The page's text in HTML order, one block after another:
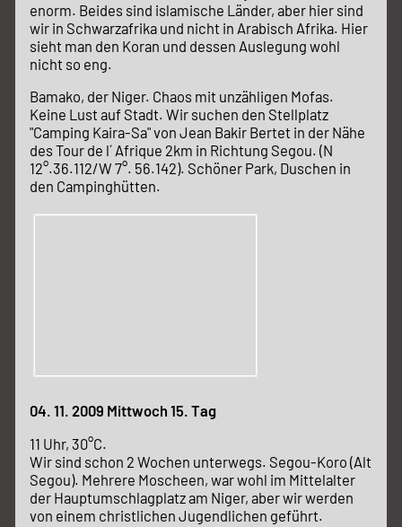
enorm. Beides sind islamische Länder, aber hier sind
wir in Schwarzafrika und nicht in Arabisch Afrika. Hier
sieht man den Koran und dessen Auslegung wohl
nicht so eng.
Bamako, der Niger. Chaos mit unzähligen Mofas.
Keine Lust auf Stadt. Wir suchen den Stellplatz
"Camping Kaira-Sa" von Jean Bakir Bertet in der Nähe
des Tour de l´ Afrique 2km in Richtung Segou. (N
12°.36.112/W 7°. 56.142). Schöner Park, Duschen in
den Campinghütten.
04. 11. 2009 Mittwoch 15. Tag
11 Uhr, 30°C.
Wir sind schon 2 Wochen unterwegs. Segou-Koro (Alt
Segou). Mehrere Moscheen, war wohl im Mittelalter
der Hauptumschlagplatz am Niger, aber wir werden
von einem christlichen Jugendlichen geführt.